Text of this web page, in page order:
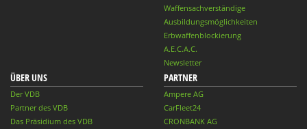
Waffensachverständige
Ausbildungsmöglichkeiten
Erbwaffenblockierung
A.E.C.A.C.
Newsletter
ÜBER UNS
Der VDB
Partner des VDB
Das Präsidium des VDB
PARTNER
Ampere AG
CarFleet24
CRONBANK AG